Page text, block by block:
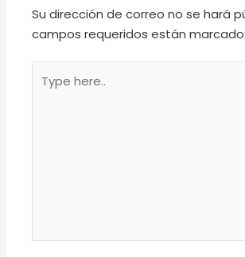
Su dirección de correo no se hará
campos requeridos están
here..